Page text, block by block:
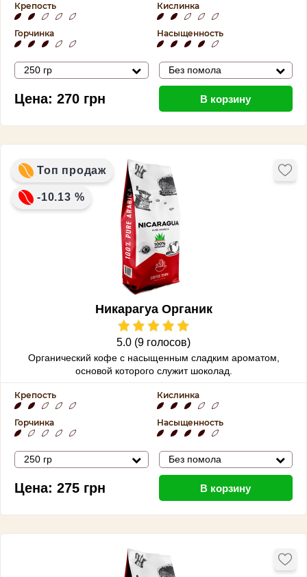
Крепость Кислинка
Горчинка Насыщенность
250 гр Без помола
Цена: 270 грн В корзину
Топ продаж
-10.13 %
Никарагуа Органик
5.0 (9 голосов)
Органический кофе с насыщенным сладким ароматом,
основой которого служит шоколад.
Крепость Кислинка
Горчинка Насыщенность
250 гр Без помола
Цена: 275 грн В корзину